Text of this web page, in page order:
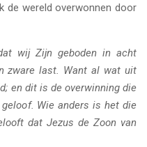
de wereld overwonnen door
wij Zijn geboden in acht
zware last. Want al wat uit
en dit is de overwinning die
Wie anders is het die
dat Jezus de Zoon van